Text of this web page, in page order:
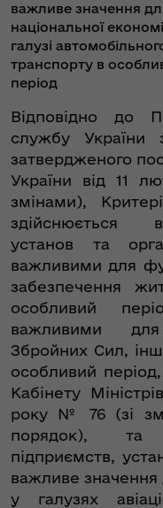
важливе значення
національної
галузі
транспорту в
період
Відповідно до
службу України
затвердженого
України від 11
змінами),
здійснюється
установ та
важливими для
забезпечення
особливий
важливими
Збройних Сил,
особливий
Кабінету
року № 76 (зі
порядок), та
підприємств,
важливе значення
у галузях